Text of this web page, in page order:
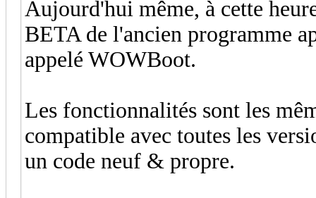
Aujourd'hui même, à cette
BETA de l'ancien programme
appelé WOWBoot.
Les fonctionnalités sont les
compatible avec toutes les
un code neuf & propre.